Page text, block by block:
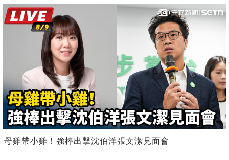
母雞帶小雞！強棒出擊沈伯洋張文潔見面會